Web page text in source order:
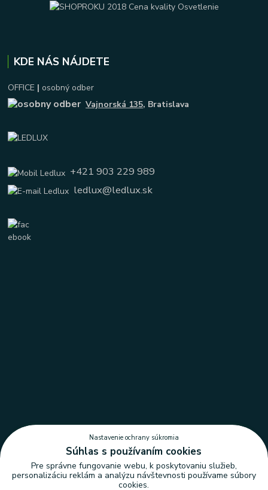
KDE NÁS NÁJDETE
OFFICE | osobný odber
Vajnorská 135, Bratislava
+421 903 229 989
ledlux@ledlux.sk
Nastavenie ochrany súkromia
Súhlas s používaním cookies
Pre správne fungovanie webu, k poskytovaniu služieb,
personalizáciu reklám a analýzu návštevnosti používame súbory
cookies.